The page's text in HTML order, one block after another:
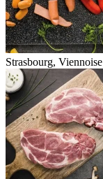
Strasbourg, Viennoise